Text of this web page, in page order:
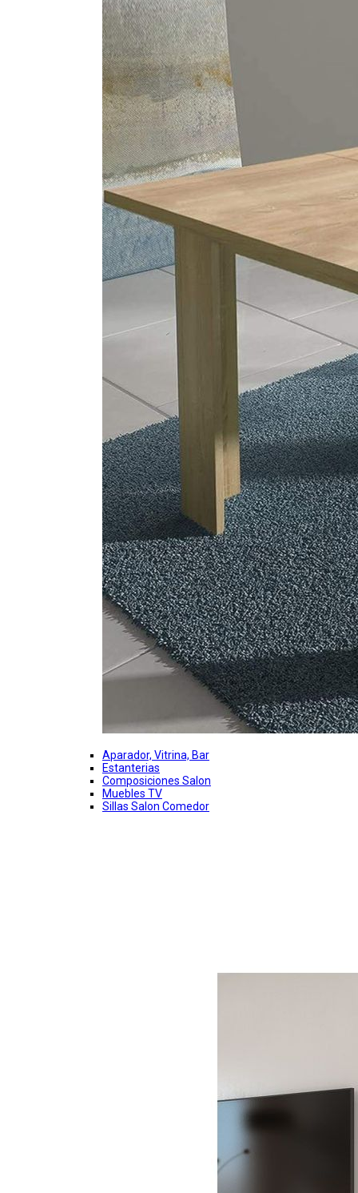
Aparador, Vitrina, Bar
Estanterias
Composiciones Salon
Muebles TV
Sillas Salon Comedor